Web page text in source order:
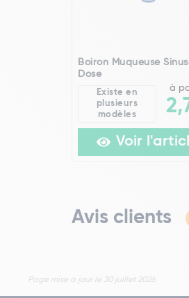
Boiron Muqueuse
Dose
Existe en
plusieurs
modèles
à
Voir
Avis clients
Page mise à jour le 30 juillet 2026